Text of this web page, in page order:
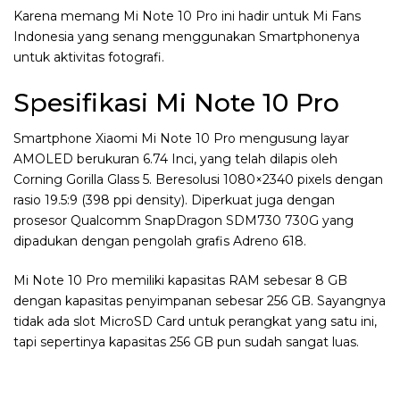
Karena memang Mi Note 10 Pro ini hadir untuk Mi Fans
Indonesia yang senang menggunakan Smartphonenya
untuk aktivitas fotografi.
Spesifikasi Mi Note 10 Pro
Smartphone Xiaomi Mi Note 10 Pro mengusung layar
AMOLED berukuran 6.74 Inci, yang telah dilapis oleh
Corning Gorilla Glass 5. Beresolusi 1080×2340 pixels dengan
rasio 19.5:9 (398 ppi density). Diperkuat juga dengan
prosesor Qualcomm SnapDragon SDM730 730G yang
dipadukan dengan pengolah grafis Adreno 618.
Mi Note 10 Pro memiliki kapasitas RAM sebesar 8 GB
dengan kapasitas penyimpanan sebesar 256 GB. Sayangnya
tidak ada slot MicroSD Card untuk perangkat yang satu ini,
tapi sepertinya kapasitas 256 GB pun sudah sangat luas.